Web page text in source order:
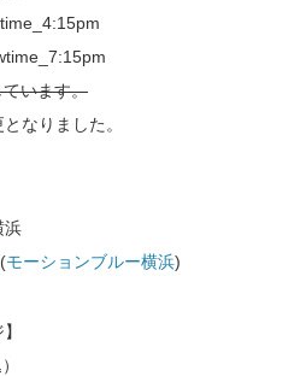
います。
なりました。
浜
モーションブルー横浜)